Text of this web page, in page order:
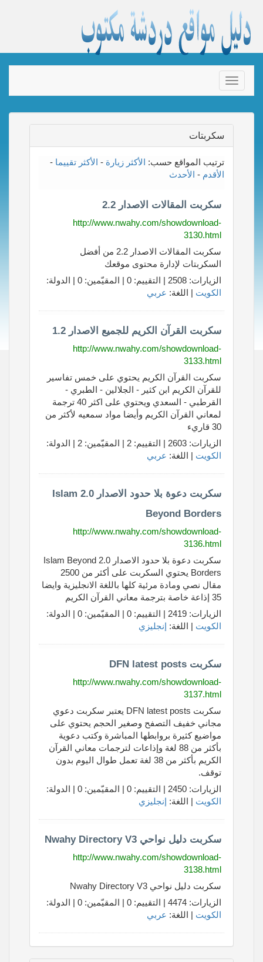
Toggle
navigation
سكربتات
ترتيب المواقع حسب: الأكثر زيارة - الأكثر تقييما -
الأقدم - الأحدث
سكربت المقالات الاصدار 2.2
http://www.nwahy.com/showdownload-
3130.html
سكربت المقالات الاصدار 2.2 من أفضل
السكربتات لإدارة محتوى موقعك
الزيارات: 2508 | التقييم: 0 | المقيّمين: 0 | الدولة:
الكويت | اللغة: عربي
سكربت القرآن الكريم للجميع الاصدار 1.2
http://www.nwahy.com/showdownload-
3133.html
سكربت القرآن الكريم يحتوي على خمس تفاسير
للقرآن الكريم ابن كثير - الجلالين - الطبري -
القرطبي - السعدي ويحتوي على اكثر 40 ترجمة
لمعاني القرآن الكريم وأيضا مواد سمعيه لأكثر من
30 قاريء
الزيارات: 2603 | التقييم: 2 | المقيّمين: 2 | الدولة:
الكويت | اللغة: عربي
سكربت دعوة بلا حدود الاصدار 2.0 Islam
Beyond Borders
http://www.nwahy.com/showdownload-
3136.html
سكربت دعوة بلا حدود الاصدار 2.0 Islam Beyond
Borders يحتوي السكربت على أكثر من 2500
مقال نصي ومادة مرئية كلها باللغة الانجليزية وايضا
35 إذاعة خاصة بترجمة معاني القرآن الكريم
الزيارات: 2419 | التقييم: 0 | المقيّمين: 0 | الدولة:
الكويت | اللغة: إنجليزي
سكربت DFN latest posts
http://www.nwahy.com/showdownload-
3137.html
سكربت DFN latest posts يعتبر سكربت دعوي
مجاني خفيف التصفح وصغير الحجم يحتوي على
مواضيع كثيرة بروابطها المباشرة وكتب دعوية
بأكثر من 88 لغة وإذاعات لترجمات معاني القرآن
الكريم بأكثر من 38 لغة تعمل طوال اليوم بدون
توقف.
الزيارات: 2450 | التقييم: 0 | المقيّمين: 0 | الدولة:
الكويت | اللغة: إنجليزي
سكربت دليل نواحي Nwahy Directory V3
http://www.nwahy.com/showdownload-
3138.html
سكربت دليل نواحي Nwahy Directory V3
الزيارات: 4474 | التقييم: 0 | المقيّمين: 0 | الدولة:
الكويت | اللغة: عربي